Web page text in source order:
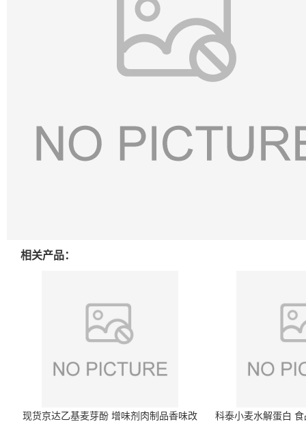
相关产品：
现货京达乙基麦芽酚 增味剂肉制品香味改
科泰小麦水解蛋白